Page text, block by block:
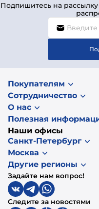
Подпишитесь на
Покупателям
Сотрудничество
О нас
Полезная
Наши офисы
Санкт-Петербург
Москва
Другие регионы
Задайте нам вопрос!
Следите за новостями